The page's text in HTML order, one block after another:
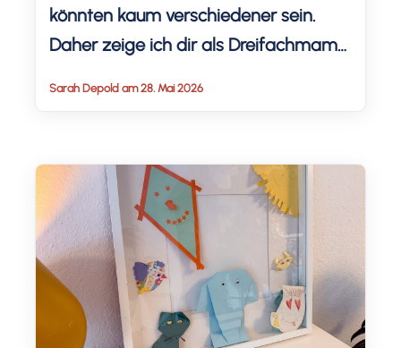
könnten kaum verschiedener sein.
Daher zeige ich dir als Dreifachmama,
Frage dein Kind, was es sich wünscht.
Möchtest du es überraschen, stöbere
gerne in diesem Blogpost […]
Sarah Depold am 28. Mai 2026